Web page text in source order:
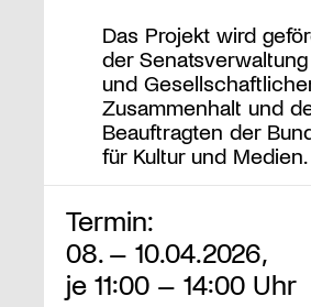
Das Projekt wird
der
und
Zusammenhalt und
Beauftragten der
für Kultur und Medien.
Termin:
08. – 10.04.2026,
je 11:00 – 14:00 Uhr